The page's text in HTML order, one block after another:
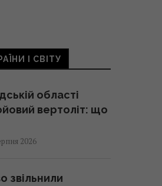
І СВІТУ
області
вертоліт: що
2026
звільнили